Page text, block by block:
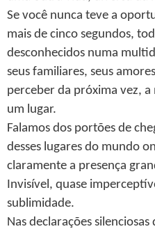
Se você nunca teve a
mais de cinco segundos,
desconhecidos numa
seus familiares, seus
perceber da próxima vez,
um lugar.
Falamos dos portões de
desses lugares do mundo
claramente a presença
Invisível, quase
sublimidade.
Nas declarações